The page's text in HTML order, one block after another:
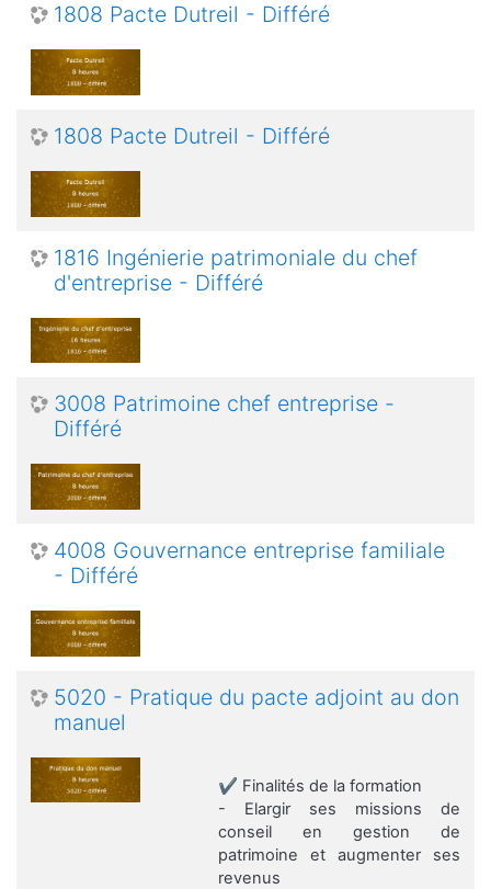
1808 Pacte Dutreil - Différé
1808 Pacte Dutreil - Différé
1816 Ingénierie patrimoniale du chef
d'entreprise - Différé
3008 Patrimoine chef entreprise -
Différé
4008 Gouvernance entreprise familiale
- Différé
5020 - Pratique du pacte adjoint au don
manuel
✔️ Finalités de la formation
- Elargir ses missions de
conseil en gestion de
patrimoine et augmenter ses
revenus